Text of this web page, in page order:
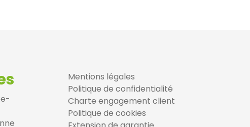
Mentions légales
Politique de confidentialité
Charte engagement client
Politique de cookies